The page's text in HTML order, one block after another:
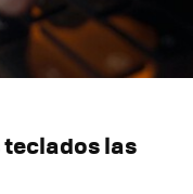
teclados las